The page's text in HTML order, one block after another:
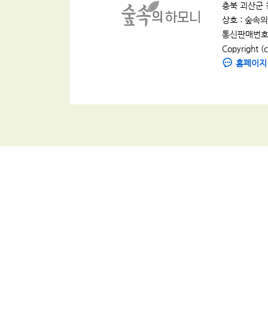
충북 괴산군
상호 : 숲속
통신판매번
Copyright
홈페이